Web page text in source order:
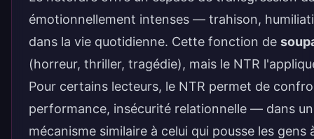
émotionnellement intenses — trahison,
dans la vie quotidienne. Cette fonction de
(horreur, thriller, tragédie), mais le NTR
Pour certains lecteurs, le NTR permet de
performance, insécurité relationnelle — dans
mécanisme similaire à celui qui pousse les